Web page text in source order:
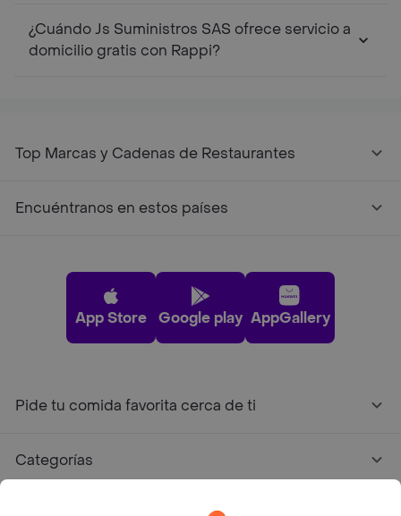
¿Cuándo Js Suministros SAS ofrece servicio a
domicilio gratis con Rappi?
Top Marcas y Cadenas de Restaurantes
Encuéntranos en estos países
App Store Google play AppGallery
Pide tu comida favorita cerca de ti
Categorías